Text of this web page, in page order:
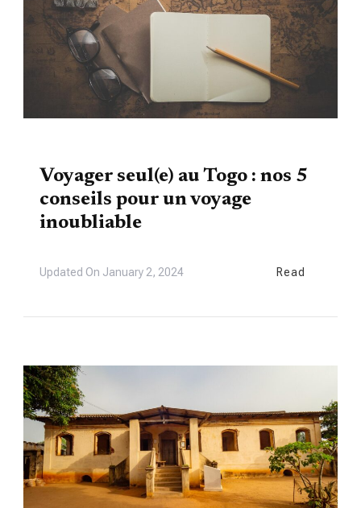
Voyager seul(e) au Togo : nos 5
conseils pour un voyage
inoubliable
Updated On January 2, 2024 Read